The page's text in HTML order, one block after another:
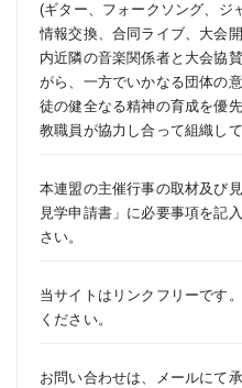
(ギター、フォークソング、ジ
情報交換、合同ライブ、大会
内近隣の音楽関係者と大会協
がら、一方でいかなる団体の
徒の健全なる精神の育成を優
教職員が協力し合って組織して
本連盟の主催行事の取材及び
見学申請書 」に必要事項を記
さい。
当サイトはリンクフリーです
ください。
お問い合わせは、 メールにて